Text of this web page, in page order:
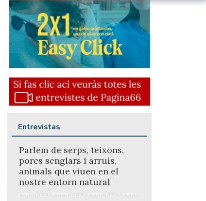
Entrevistas
Parlem de serps, teixons,
porcs senglars i arruís,
animals que viuen en el
nostre entorn natural